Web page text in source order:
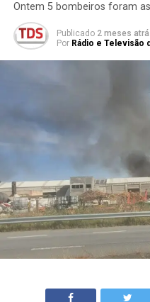
Ontem 5 bombeiros foram
Publicado 2 meses
Por Rádio e Televisão